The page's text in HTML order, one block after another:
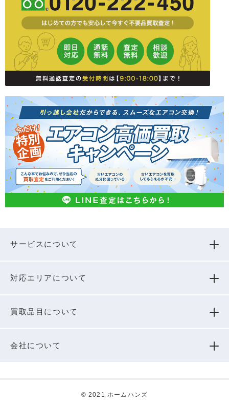
サービスについて
対応エリアについて
買取品⽬について
会社について
© 2021 ホームハンズ